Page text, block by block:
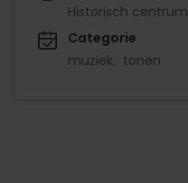
Historisch centrum
Categorie
muziek
tonen